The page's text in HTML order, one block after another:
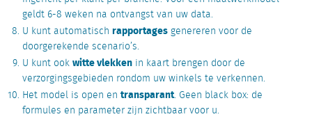
geldt 6-8 weken na ontvangst van uw data.
U kunt automatisch rapportagesgenereren voor de
doorgerekende scenario’s.
U kunt ookwitte vlekkenin kaart brengen door de
verzorgingsgebieden rondom uw winkels te verkennen.
Het model is open en transparant. Geen black box: de
formules en parameter zijn zichtbaar voor u.